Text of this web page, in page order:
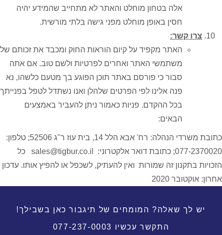
אלה בטחון מוחלט והאתר לא מתחייב שהמידע יהיה
חסין באופן מוחלט מפני גישה בלתי מורשית.
צרו קשר:
האתר מקפיד על קיום הוראות החוק ומכבד את זכותם של
משתמשי האתר ואחרים לפרטיות ולשם טוב. אם אתה
סבור כי פורסם באתר תוכן הפוגע בך מטעם כלשהו, נא
פנה אלינו לפי הפרטים שלהלן ואנו נשתדל לטפל בפנייתך
בכל ההקדם. פניות כאמור ניתן להעביר באמצעים
הבאים:
כתובת משרדי הנהלה: רח' אבא הלל 14, בית עוז ר"ג 52506; טלפון:
077-2370020; כתובת דואר אלקטרוני: sales@tigbur.co.il כל
הזכויות בתקנון זה שמורות ואין להעתיק, לשכפל או להפיץ אותו. עדכון
אחרון: אוקטובר 2020
יש לך שאלה? המומחים של תיגבור כאן בשבילך!
התקשר עכשיו 077-237-0003